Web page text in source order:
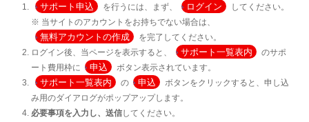
サポート申込 を行うには、まず、 ログイン
してください。
※ 当サイトのアカウントをお持ちでない場合は、
無料アカウントの作成
を完了してください。
ログイン後、当ページを表示すると、
サポート一覧表内
のサポ
ート費用枠に
申込 ボタン表示されています。
サポート一覧表内 の 申込
ボタンをクリックすると、申し込
み用のダイアログがポップアップします。
必要事項を入力し、送信してください。